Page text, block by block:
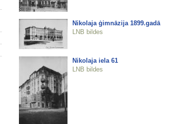
Nikolaja ģimnāzija 1899.gadā
LNB bildes
Nikolaja iela 61
LNB bildes